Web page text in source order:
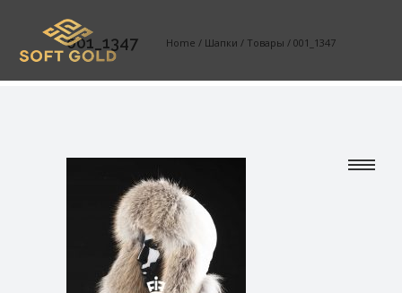
001_1347 Home / Шапки / Товары / 001_1347